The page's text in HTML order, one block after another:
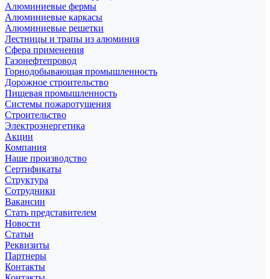
Алюминиевые фермы
Алюминиевые каркасы
Алюминиевые решетки
Лестницы и трапы из алюминия
Сфера применения
Газонефтепровод
Горнодобывающая промышленность
Дорожное строительство
Пищевая промышленность
Системы пожаротушения
Строительство
Электроэнергетика
Акции
Компания
Наше производство
Сертификаты
Структура
Сотрудники
Вакансии
Стать представителем
Новости
Статьи
Реквизиты
Партнеры
Контакты